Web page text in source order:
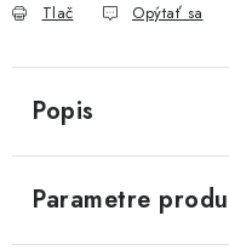
Tlač Opýtať sa
Popis
Parametre